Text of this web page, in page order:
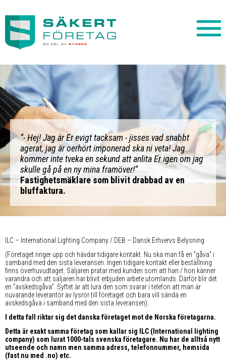
”- Hej! Jag är Er evigt tacksam - jisses vad snabbt
agerat, jag är oerhört imponerad ska ni veta! Jag
kommer inte tveka en sekund att anlita Er igen om jag
skulle gå på en ny mina framöver!”
Fastighetsmäklare som blivit drabbad av en
bluffaktura.
ILC – International Lighting Company / DEB – Dansk Erhvervs Belysning
(Företaget ringer upp och hävdar tidigare kontakt. Nu ska man få en ”gåva” i
samband med den sista leveransen. Ingen tidigare kontakt eller beställning
finns överhuvudtaget. Säljaren pratar med kunden som att han / hon känner
varandra och att säljaren har blivit erbjuden arbete utomlands. Därför blir det
en ”avskedsgåva”. Syftet är att lura den som svarar i telefon att man är
nuvarande leverantör av lysrör till företaget och bara vill sända en
avskedsgåva i samband med den sista leveransen).
I detta fall riktar sig det danska företaget mot de Norska företagarna.
Detta är exakt samma företag som kallar sig ILC (International lighting
company) som lurat 1000-tals svenska företagare. Nu har de alltså nytt
utseende och namn men samma adress, telefonnummer, hemsida
(fast nu med .no) etc.